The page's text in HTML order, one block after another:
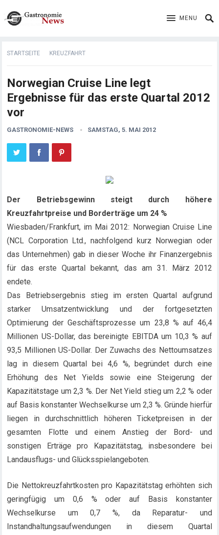
MENU
STARTSEITE KREUZFAHRT
Norwegian Cruise Line legt
Ergebnisse für das erste Quartal 2012
vor
GASTRONOMIE-NEWS SAMSTAG, 5. MAI 2012
Der Betriebsgewinn steigt durch höhere
Kreuzfahrtpreise und Borderträge um 24 %
Wiesbaden/Frankfurt, im Mai 2012: Norwegian Cruise Line
(NCL Corporation Ltd., nachfolgend kurz Norwegian oder
das Unternehmen) gab in dieser Woche ihr Finanzergebnis
für das erste Quartal bekannt, das am 31. März 2012
endete.
Das Betriebsergebnis stieg im ersten Quartal aufgrund
starker Umsatzentwicklung und der fortgesetzten
Optimierung der Geschäftsprozesse um 23,8 % auf 46,4
Millionen US-Dollar, das bereinigte EBITDA um 10,3 % auf
93,5 Millionen US-Dollar. Der Zuwachs des Nettoumsatzes
lag in diesem Quartal bei 4,6 %, begründet durch eine
Erhöhung des Net Yields sowie eine Steigerung der
Kapazitätstage um 2,3 %. Der Net Yield stieg um 2,2 % oder
auf Basis konstanter Wechselkurse um 2,3 %. Gründe hierfür
liegen in durchschnittlich höheren Ticketpreisen in der
gesamten Flotte und einem Anstieg der Bord- und
sonstigen Erträge pro Kapazitätstag, insbesondere bei
Landausflugs- und Glücksspielangeboten.
Die Nettokreuzfahrtkosten pro Kapazitätstag erhöhten sich
geringfügig um 0,6 % oder auf Basis konstanter
Wechselkurse um 0,7 %, da Reparatur- und
Instandhaltungsaufwendungen in diesem Quartal